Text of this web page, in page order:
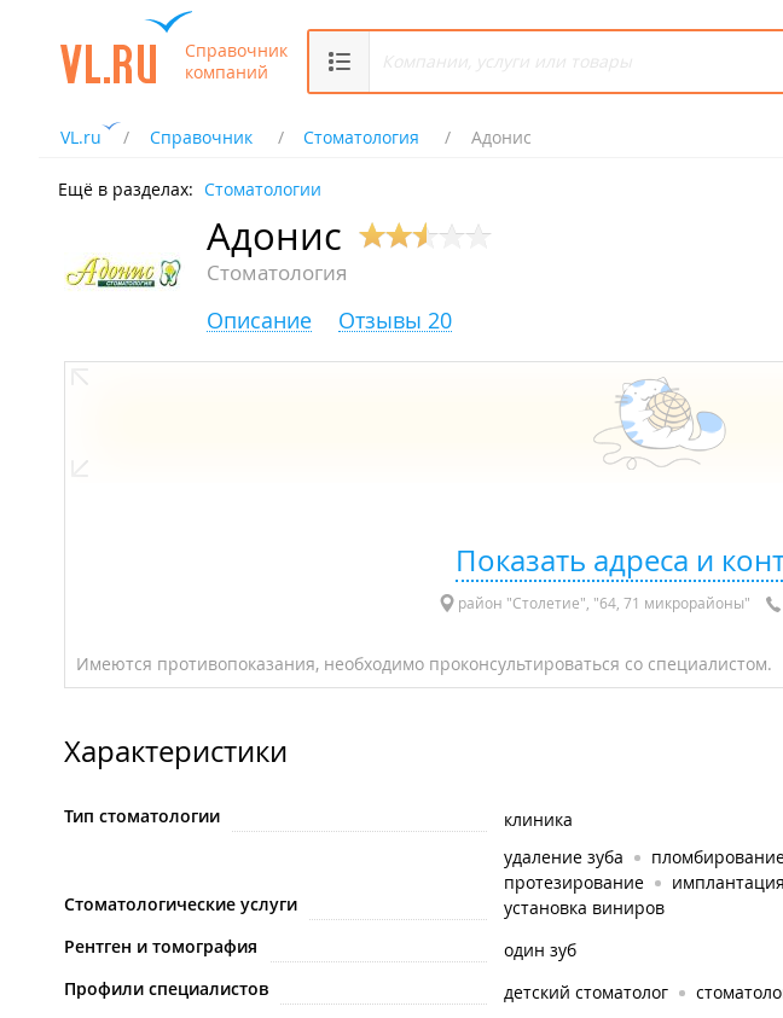
Справочник
компаний
VL.ru Справочник Стоматология Адонис
Ещё в разделах: Стоматологии
Адонис
Стоматология
Описание Отзывы 20
Показать адреса и
район "Столетие", "64, 71 микрорайоны"
Имеются противопоказания, необходимо проконсультироваться со специалистом.
Характеристики
Тип стоматологии клиника
Стоматологические услуги
удаление зуба
протезирование
имплантация
установка виниров
Рентген и томография
один зуб
Профили специалистов
детский стоматолог